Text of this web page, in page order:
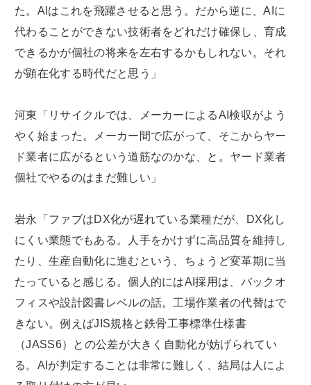
た。AIはこれを飛躍させると思う。だから逆に、AIに
代わることができない技術者をどれだけ確保し、育成
できるかが個社の将来を左右するかもしれない。それ
が顕在化する時代だと思う」
河東「リサイクルでは、メーカーによるAI検収がよう
やく始まった。メーカー間で広がって、そこからヤー
ド業者に広がるという道筋なのかな、と。ヤード業者
個社でやるのはまだ難しい」
岩永「ファブはDX化が遅れている業種だが、DX化し
にくい業態でもある。人手をかけずに高品質を維持し
たり、生産自動化に進むという、ちょうど変革期に当
たっていると感じる。個人的にはAI採用は、バックオ
フィスや設計図書レベルの話。工場作業者の代替はで
きない。例えばJIS規格と鉄骨工事標準仕様書
（JASS6）との公差が大きく自動化が妨げられてい
る。AIが判定することは非常に難しく、結局は人によ